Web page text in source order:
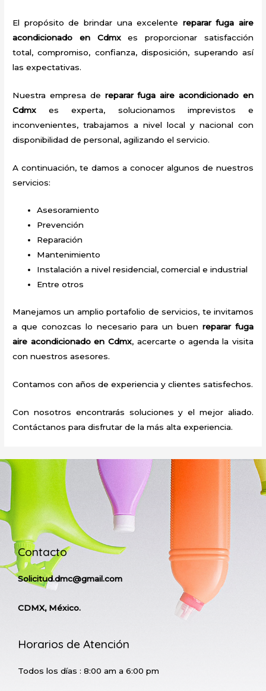
El propósito de brindar una excelente reparar fuga aire
acondicionado en Cdmxes proporcionar satisfacción
total, compromiso, confianza, disposición, superando así
las expectativas.
Nuestra empresa de reparar fuga aire acondicionado en
Cdmx es experta, solucionamos imprevistos e
inconvenientes, trabajamos a nivel local y nacional con
disponibilidad de personal, agilizando el servicio.
A continuación, te damos a conocer algunos de nuestros
servicios:
Asesoramiento
Prevención
Reparación
Mantenimiento
Instalación a nivel residencial, comercial e industrial
Entre otros
Manejamos un amplio portafolio de servicios, te invitamos
a que conozcas lo necesario para un buenreparar fuga
aire acondicionadoen Cdmx, acercarte o agenda la visita
con nuestros asesores.
Contamos con años de experiencia y clientes satisfechos.
Con nosotros encontrarás soluciones y el mejor aliado.
Contáctanos para disfrutar de la más alta experiencia.
Contacto
Solicitud.dmc@gmail.com
CDMX, México.
Horarios de Atención
Todos los días : 8:00 am a 6:00 pm